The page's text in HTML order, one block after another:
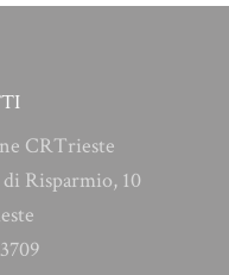
CRTrieste
di Risparmio, 10